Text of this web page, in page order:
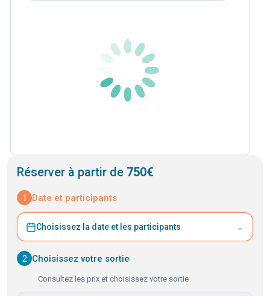
Réserver à partir de 750€
1 Date et participants
Choisissez la date et les participants ⌄
2 Choisissez votre sortie
Consultez les prix et choisissez votre sortie